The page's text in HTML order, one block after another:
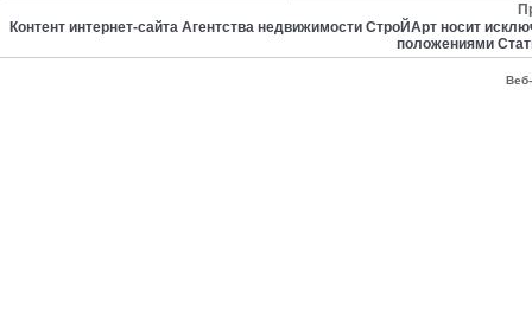
Контент интернет-сайта Агентства недвижимости СтроЙАрт носит
положениями